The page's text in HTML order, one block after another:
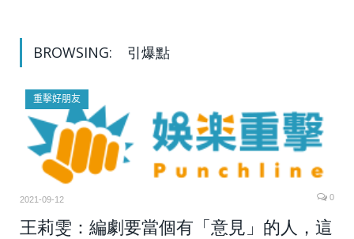
BROWSING: 引爆點
重擊好朋友
2021-09-12 0
王莉雯：編劇要當個有「意見」的人，這